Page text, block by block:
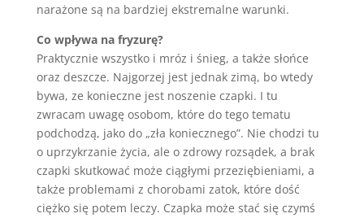
narażone są na bardziej ekstremalne warunki.
Co wpływa na fryzurę?
Praktycznie wszystko i mróz i śnieg, a także słońce
oraz deszcze. Najgorzej jest jednak zimą, bo wtedy
bywa, ze konieczne jest noszenie czapki. I tu
zwracam uwagę osobom, które do tego tematu
podchodzą, jako do „zła koniecznego”. Nie chodzi tu
o uprzykrzanie życia, ale o zdrowy rozsądek, a brak
czapki skutkować może ciągłymi przeziębieniami, a
także problemami z chorobami zatok, które dość
ciężko się potem leczy. Czapka może stać się czymś